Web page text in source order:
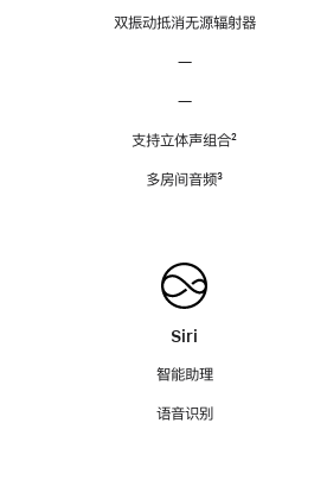
双振动抵消无源辐射器
—
—
支持立体声组合脚
²
多房间音频脚
³
Siri
智能助理
语音识别